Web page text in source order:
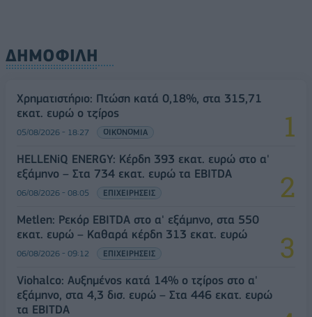
ΔΗΜΟΦΙΛΗ
Χρηματιστήριο: Πτώση κατά 0,18%, στα 315,71
εκατ. ευρώ ο τζίρος
05/08/2026 - 18:27 ΟΙΚΟΝΟΜΙΑ
HELLENiQ ENERGY: Κέρδη 393 εκατ. ευρώ στο α'
εξάμηνο – Στα 734 εκατ. ευρώ τα EBITDA
06/08/2026 - 08:05 ΕΠΙΧΕΙΡΗΣΕΙΣ
Metlen: Ρεκόρ EBITDA στο α' εξάμηνο, στα 550
εκατ. ευρώ – Καθαρά κέρδη 313 εκατ. ευρώ
06/08/2026 - 09:12 ΕΠΙΧΕΙΡΗΣΕΙΣ
Viohalco: Αυξημένος κατά 14% ο τζίρος στο α'
εξάμηνο, στα 4,3 δισ. ευρώ – Στα 446 εκατ. ευρώ
τα EBITDA